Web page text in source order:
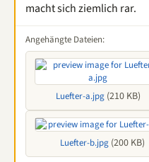
macht sich ziemlich rar.
Angehängte Dateien:
Luefter-a.jpg(210 KB)
Luefter-b.jpg(200 KB)